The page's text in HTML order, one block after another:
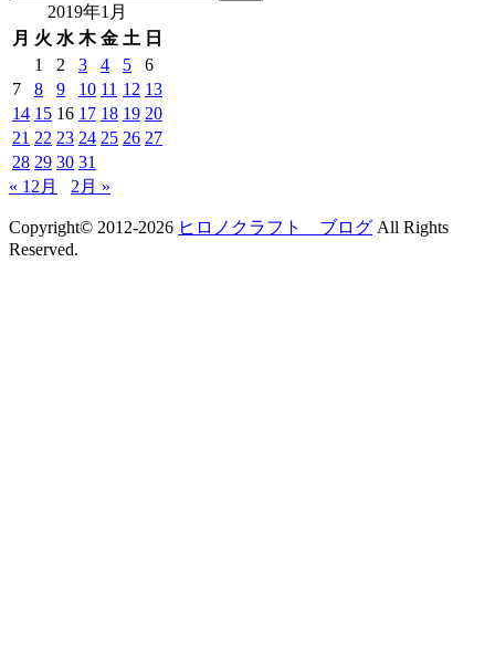
2019年1月
月 火 水 木 金 土 日
1
2 3 4 5
6
7
8 9 10 11 12 13
14 15 16 17 18 19 20
21 22 23 24 25 26 27
28 29 30 31
« 12月
2月 »
Copyright© 2012-2026 ヒロノクラフト ブログ All Rights
Reserved.